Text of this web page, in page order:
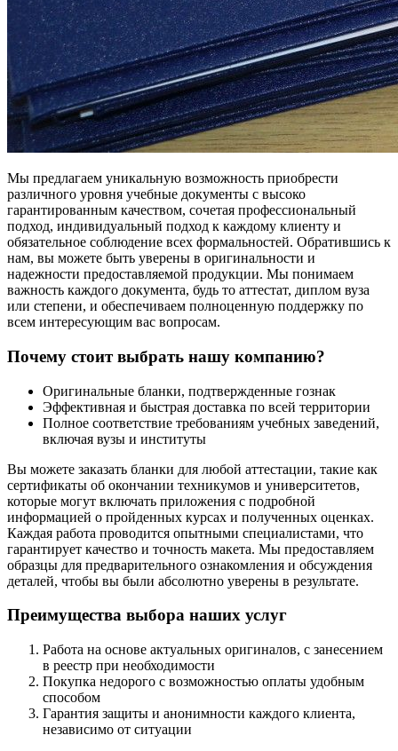
Мы предлагаем уникальную возможность приобрести
различного уровня учебные документы с высоко
гарантированным качеством, сочетая профессиональный
подход, индивидуальный подход к каждому клиенту и
обязательное соблюдение всех формальностей. Обратившись к
нам, вы можете быть уверены в оригинальности и
надежности предоставляемой продукции. Мы понимаем
важность каждого документа, будь то аттестат, диплом вуза
или степени, и обеспечиваем полноценную поддержку по
всем интересующим вас вопросам.
Почему стоит выбрать нашу компанию?
Оригинальные бланки, подтвержденные гознак
Эффективная и быстрая доставка по всей территории
Полное соответствие требованиям учебных заведений,
включая вузы и институты
Вы можете заказать бланки для любой аттестации, такие как
сертификаты об окончании техникумов и университетов,
которые могут включать приложения с подробной
информацией о пройденных курсах и полученных оценках.
Каждая работа проводится опытными специалистами, что
гарантирует качество и точность макета. Мы предоставляем
образцы для предварительного ознакомления и обсуждения
деталей, чтобы вы были абсолютно уверены в результате.
Преимущества выбора наших услуг
Работа на основе актуальных оригиналов, с занесением
в реестр при необходимости
Покупка недорого с возможностью оплаты удобным
способом
Гарантия защиты и анонимности каждого клиента,
независимо от ситуации